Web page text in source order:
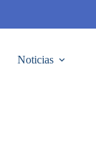
Noticias